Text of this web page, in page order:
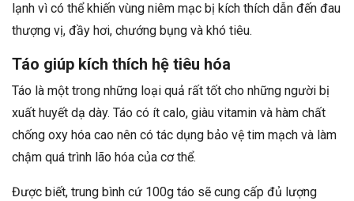
lạnh vì có thể khiến vùng niêm mạc bị kích thích dẫn đến đau
thượng vị, đầy hơi, chướng bụng và khó tiêu.
Táo giúp kích thích hệ tiêu hóa
Táo là một trong những loại quả rất tốt cho những người bị
xuất huyết dạ dày. Táo có ít calo, giàu vitamin và hàm chất
chống oxy hóa cao nên có tác dụng bảo vệ tim mạch và làm
chậm quá trình lão hóa của cơ thể.
Được biết, trung bình cứ 100g táo sẽ cung cấp đủ lượng